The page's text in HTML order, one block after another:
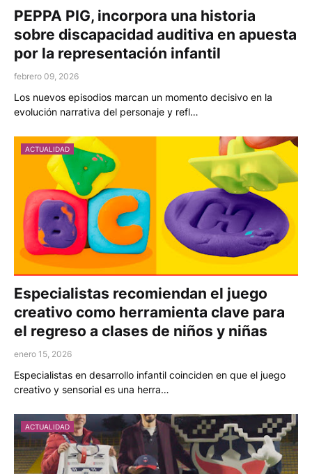
PEPPA PIG, incorpora una historia
sobre discapacidad auditiva en apuesta
por la representación infantil
febrero 09, 2026
Los nuevos episodios marcan un momento decisivo en la
evolución narrativa del personaje y refl…
ACTUALIDAD
Especialistas recomiendan el juego
creativo como herramienta clave para
el regreso a clases de niños y niñas
enero 15, 2026
Especialistas en desarrollo infantil coinciden en que el juego
creativo y sensorial es una herra…
ACTUALIDAD